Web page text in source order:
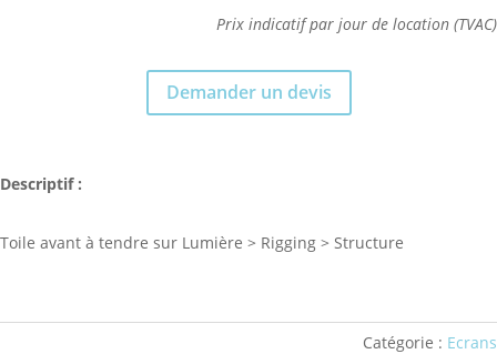
Prix indicatif par jour de location (TVAC)
Demander un devis
Descriptif :
Toile avant à tendre sur Lumière > Rigging > Structure
Catégorie : Ecrans